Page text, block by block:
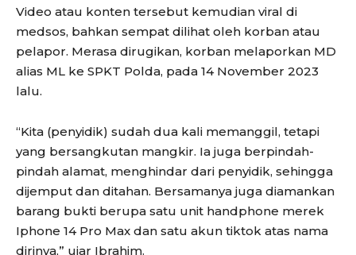
Video atau konten tersebut kemudian viral di
medsos, bahkan sempat dilihat oleh korban atau
pelapor. Merasa dirugikan, korban melaporkan MD
alias ML ke SPKT Polda, pada 14 November 2023
lalu.
“Kita (penyidik) sudah dua kali memanggil, tetapi
yang bersangkutan mangkir. Ia juga berpindah-
pindah alamat, menghindar dari penyidik, sehingga
dijemput dan ditahan. Bersamanya juga diamankan
barang bukti berupa satu unit handphone merek
Iphone 14 Pro Max dan satu akun tiktok atas nama
dirinya,” ujar Ibrahim.